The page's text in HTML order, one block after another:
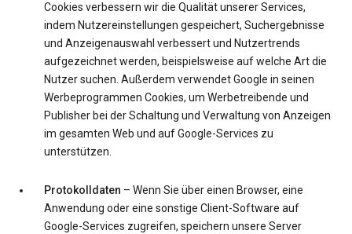
Cookies verbessern wir die Qualität unserer Services,
indem Nutzereinstellungen gespeichert, Suchergebnisse
und Anzeigenauswahl verbessert und Nutzertrends
aufgezeichnet werden, beispielsweise auf welche Art die
Nutzer suchen. Außerdem verwendet Google in seinen
Werbeprogrammen Cookies, um Werbetreibende und
Publisher bei der Schaltung und Verwaltung von Anzeigen
im gesamten Web und auf Google-Services zu
unterstützen.
Protokolldaten – Wenn Sie über einen Browser, eine
Anwendung oder eine sonstige Client-Software auf
Google-Services zugreifen, speichern unsere Server